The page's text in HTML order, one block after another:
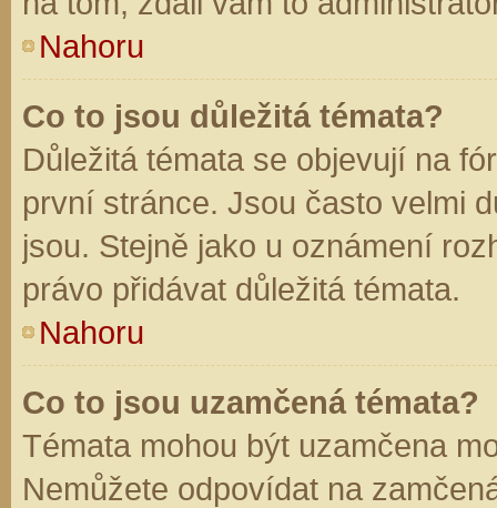
Nahoru
Co to jsou důležitá témata?
Důležitá témata se objevují na
první stránce. Jsou často velmi
jsou. Stejně jako u oznámení
právo přidávat důležitá témata.
Nahoru
Co to jsou uzamčená témata?
Témata mohou být uzamčena
Nemůžete odpovídat na